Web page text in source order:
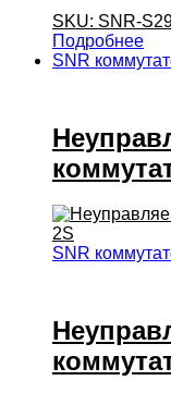
SKU: SNR-
Подробнее
SNR
SNR